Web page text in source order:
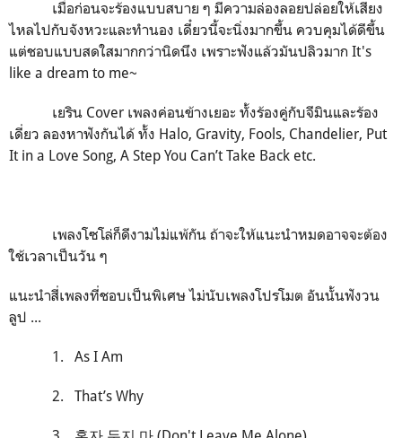
เมื่อก่อนจะร้องแบบสบาย ๆ มีความล่องลอยปล่อยให้เสียง
ไหลไปกับจังหวะและทำนอง เดี๋ยวนี้จะนิ่งมากขึ้น ควบคุมได้ดีขึ้น
แต่ชอบแบบสดใสมากกว่านิดนึง เพราะฟังแล้วมันปลิวมาก It's
like a dream to me~
เยริน Cover เพลงค่อนข้างเยอะ ทั้งร้องคู่กับจีมินและร้อง
เดี่ยว ลองหาฟังกันได้ ทั้ง Halo, Gravity, Fools, Chandelier, Put
It in a Love Song, A Step You Can’t Take Back etc.
เพลงโซโล่ก็ดีงามไม่แพ้กัน ถ้าจะให้แนะนำหมดอาจจะต้อง
ใช้เวลาเป็นวัน ๆ
แนะนำสี่เพลงที่ชอบเป็นพิเศษ ไม่นับเพลงโปรโมต อันนั้นฟังวน
ลูป ...
1. As I Am
2. That’s Why